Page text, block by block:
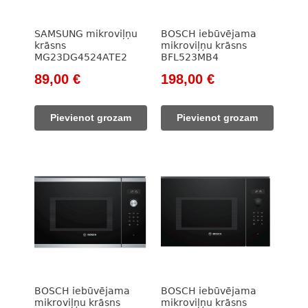
SAMSUNG mikroviļņu
krāsns
MG23DG4524ATE2
Original
was:
149,00 €.
89,00 €Current
Pievienot grozam
BOSCH iebūvējama
mikroviļņu krāsns
BFL523MB4
Original
was:
251,00 €.
198,00 €Current
Pievienot grozam
BOSCH iebūvējama
mikroviļņu krāsns
BOSCH iebūvējama
mikroviļņu krāsns